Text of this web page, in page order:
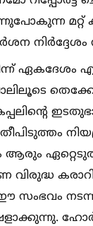
മറ്റ്
നിർദ്ദേശം
സംഭവം